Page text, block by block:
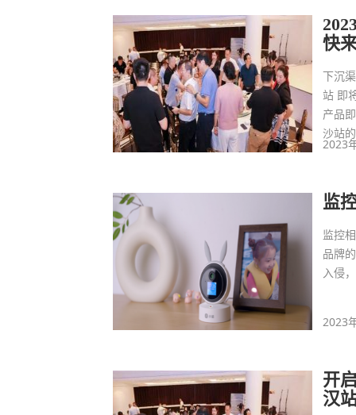
快
下沉
站 即
产品
沙站
2023
监
监控
品牌
入侵
2023
开
汉